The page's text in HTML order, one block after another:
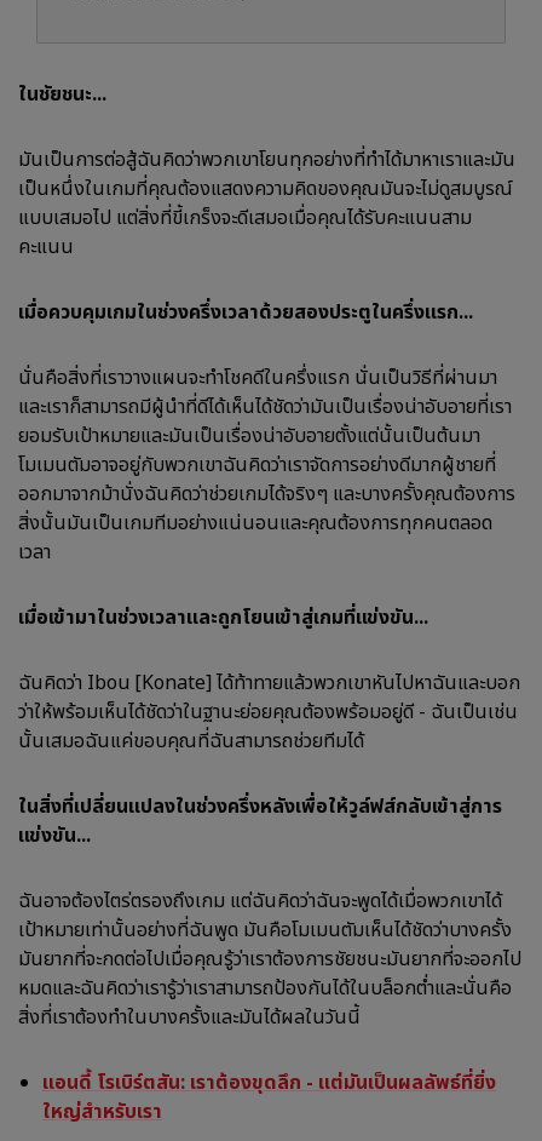
ในชัยชนะ...
มันเป็นการต่อสู้ฉันคิดว่าพวกเขาโยนทุกอย่างที่ทำได้มาหาเราและมัน
เป็นหนึ่งในเกมที่คุณต้องแสดงความคิดของคุณมันจะไม่ดูสมบูรณ์
แบบเสมอไป แต่สิ่งที่ขี้เกร็งจะดีเสมอเมื่อคุณได้รับคะแนนสาม
คะแนน
เมื่อควบคุมเกมในช่วงครึ่งเวลาด้วยสองประตูในครึ่งแรก...
นั่นคือสิ่งที่เราวางแผนจะทำโชคดีในครึ่งแรก นั่นเป็นวิธีที่ผ่านมา
และเราก็สามารถมีผู้นำที่ดีได้เห็นได้ชัดว่ามันเป็นเรื่องน่าอับอายที่เรา
ยอมรับเป้าหมายและมันเป็นเรื่องน่าอับอายตั้งแต่นั้นเป็นต้นมา
โมเมนตัมอาจอยู่กับพวกเขาฉันคิดว่าเราจัดการอย่างดีมากผู้ชายที่
ออกมาจากม้านั่งฉันคิดว่าช่วยเกมได้จริงๆ และบางครั้งคุณต้องการ
สิ่งนั้นมันเป็นเกมทีมอย่างแน่นอนและคุณต้องการทุกคนตลอด
เวลา
เมื่อเข้ามาในช่วงเวลาและถูกโยนเข้าสู่เกมที่แข่งขัน...
ฉันคิดว่า Ibou [Konate] ได้ท้าทายแล้วพวกเขาหันไปหาฉันและบอก
ว่าให้พร้อมเห็นได้ชัดว่าในฐานะย่อยคุณต้องพร้อมอยู่ดี - ฉันเป็นเช่น
นั้นเสมอฉันแค่ขอบคุณที่ฉันสามารถช่วยทีมได้
ในสิ่งที่เปลี่ยนแปลงในช่วงครึ่งหลังเพื่อให้วูล์ฟส์กลับเข้าสู่การ
แข่งขัน...
ฉันอาจต้องไตร่ตรองถึงเกม แต่ฉันคิดว่าฉันจะพูดได้เมื่อพวกเขาได้
เป้าหมายเท่านั้นอย่างที่ฉันพูด มันคือโมเมนตัมเห็นได้ชัดว่าบางครั้ง
มันยากที่จะกดต่อไปเมื่อคุณรู้ว่าเราต้องการชัยชนะมันยากที่จะออกไป
หมดและฉันคิดว่าเรารู้ว่าเราสามารถป้องกันได้ในบล็อกต่ำและนั่นคือ
สิ่งที่เราต้องทำในบางครั้งและมันได้ผลในวันนี้
แอนดี้ โรเบิร์ตสัน: เราต้องขุดลึก - แต่มันเป็นผลลัพธ์ที่ยิ่ง
ใหญ่สำหรับเรา